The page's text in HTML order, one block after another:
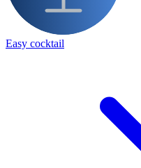
Easy cocktail